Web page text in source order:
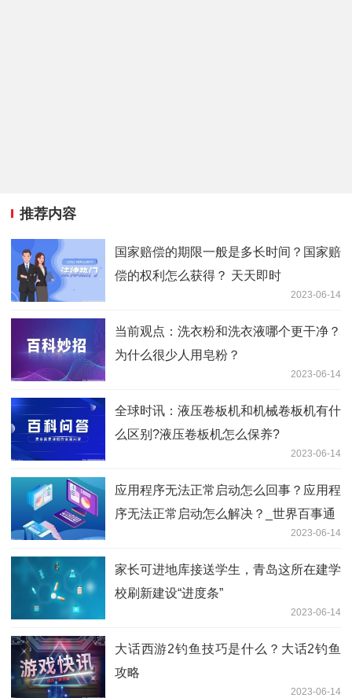
推荐内容
国家赔偿的期限一般是多长时间？国家赔
偿的权利怎么获得？ 天天即时
2023-06-14
当前观点：洗衣粉和洗衣液哪个更干净？
为什么很少人用皂粉？
2023-06-14
全球时讯：液压卷板机和机械卷板机有什
么区别?液压卷板机怎么保养?
2023-06-14
应用程序无法正常启动怎么回事？应用程
序无法正常启动怎么解决？_世界百事通
2023-06-14
家长可进地库接送学生，青岛这所在建学
校刷新建设“进度条”
2023-06-14
大话西游2钓鱼技巧是什么？大话2钓鱼
攻略
2023-06-14